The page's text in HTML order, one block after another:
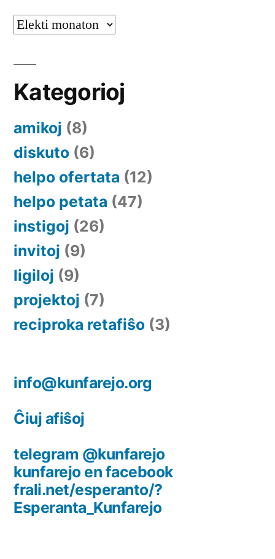
Arkivoj
Kategorioj
amikoj (8)
diskuto (6)
helpo ofertata (12)
helpo petata (47)
instigoj (26)
invitoj (9)
ligiloj (9)
projektoj (7)
reciproka retafiŝo (3)
info@kunfarejo.org
Ĉiuj afiŝoj
telegram @kunfarejo
kunfarejo en facebook
frali.net/esperanto/?
Esperanta_Kunfarejo